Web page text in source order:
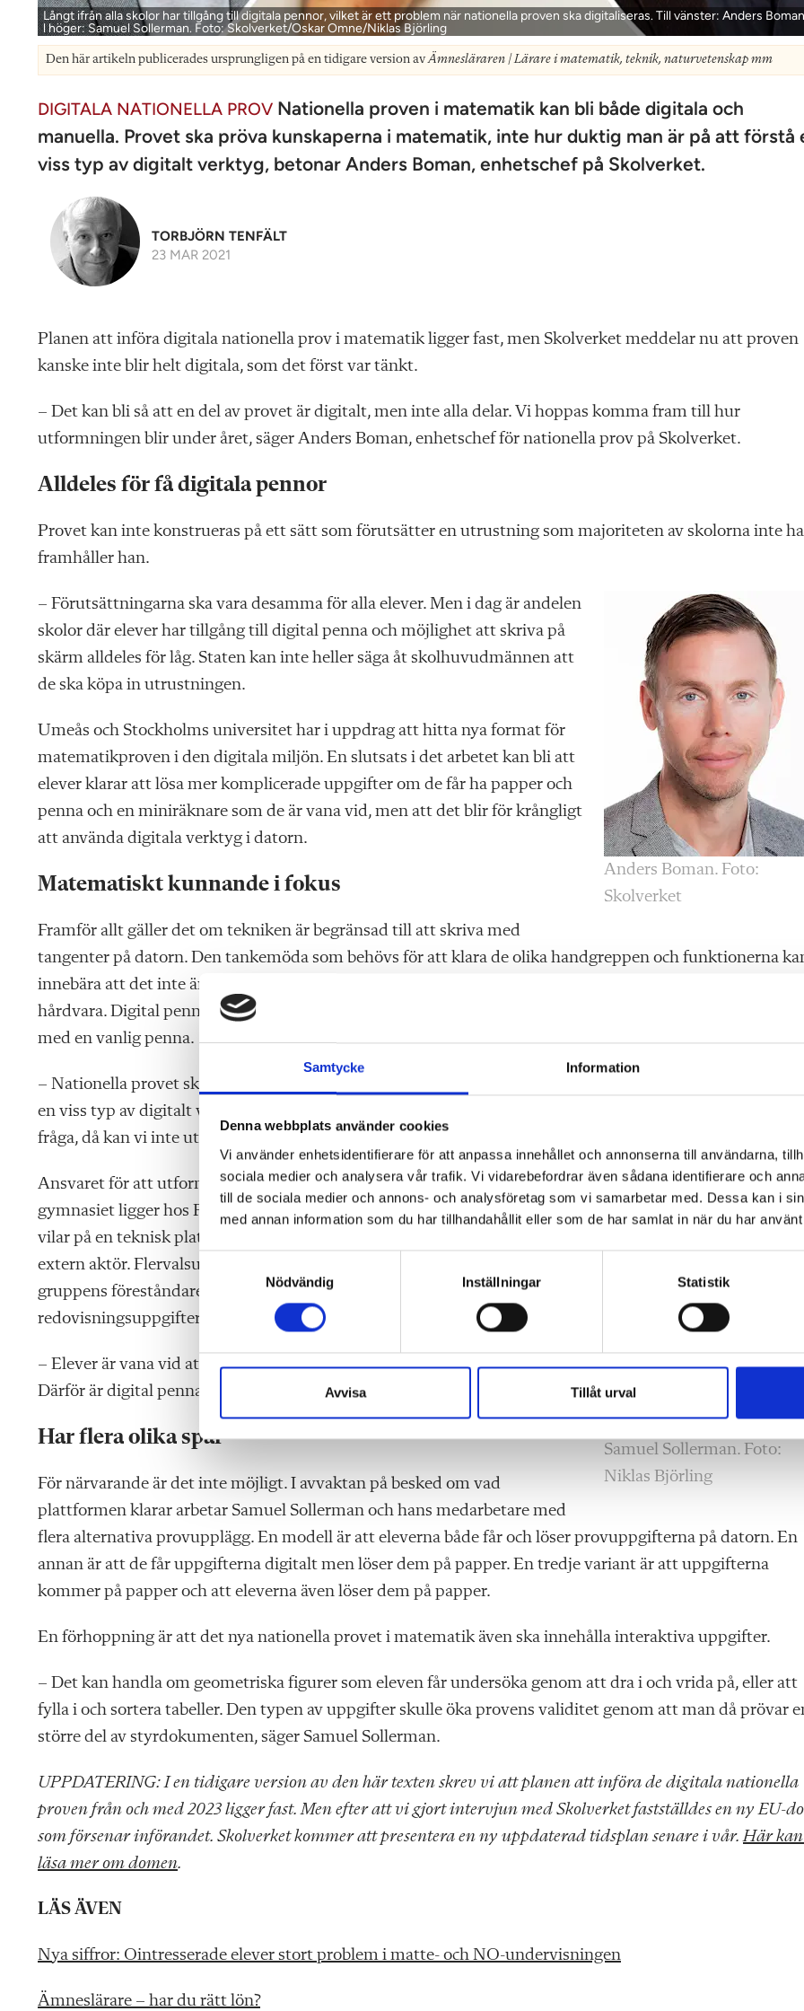
Samtycke Information
Denna webbplats använder cookies
Vi använder enhetsidentifierare för att anpassa innehållet och annonserna till användarna,
sociala medier och analysera vår trafik. Vi vidarebefordrar även sådana identifierare och
till de sociala medier och annons- och analysföretag som vi samarbetar med. Dessa kan i
med annan information som du har tillhandahållit eller som de har samlat in när du har
S
t
c
k
s
a
Nödvändig Inställningar Statistik
Avvisa Tillåt urval
Långt ifrån alla skolor har tillgång till digitala ­pennor, vilket är ett ­problem när nationella proven ska digitaliseras. Till vänster: Anders
l höger: Samuel Sollerman. Foto: Skolverket/Oskar Omne/Niklas Björling
Den här artikeln publicerades ursprungligen på en tidigare version avÄmnesläraren | Lärare i matematik, teknik, naturvetenskap mm
DIGITALA NATIONELLA PROV Nationella proven i matematik kan bli både digitala och
manuella. Provet ska pröva kunskaperna i matematik, inte hur duktig man är på att förstå
viss typ av digitalt verktyg, betonar Anders Boman, enhetschef på Skolverket.
TORBJÖRN TENFÄLT
23 MAR 2021
Planen att införa digitala nationella prov i matematik ligger fast, men Skolverket meddelar nu att proven
kanske inte blir helt digitala, som det först var tänkt.
– Det kan bli så att en del av provet är digitalt, men inte alla delar. Vi hoppas komma fram till hur
utformningen blir under året, säger Anders Boman, enhetschef för nationella prov på Skolverket.
Alldeles för få digitala pennor
Provet kan inte konstrueras på ett sätt som förutsätter en utrustning som majoriteten av skolorna inte
framhåller han.
Anders Boman. Foto:
Skolverket
– Förutsättningarna ska vara desamma för alla elever. Men i dag är andelen
skolor där elever har tillgång till digital penna och möjlighet att skriva på
skärm alldeles för låg. Staten kan inte heller säga åt skolhuvudmännen att
de ska köpa in utrustningen.
Umeås och Stockholms universitet har i uppdrag att hitta nya format för
matematikproven i den digitala miljön. En slutsats i det arbetet kan bli att
elever klarar att lösa mer komplicerade uppgifter om de får ha papper och
penna och en miniräknare som de är vana vid, men att det blir för krångligt
att använda digitala verktyg i datorn.
Matematiskt kunnande i fokus
Framför allt gäller det om tekniken är begränsad till att skriva med
tangenter på datorn. Den tankemöda som behövs för att klara de olika handgreppen och funktionerna
innebära att det inte är de matematiska kunskaperna som prövas utan hur väl man förstår sig på mjuk-
hårdvara. Digital penna är lättare – med den kan eleverna rita grafer och ekvationer eller anteckna precis
med en vanlig penna.
– Nationella provet ska pröva kursplanen och ämnesplanen i matematik, inte hur duktig man är på att
en viss typ av digitalt verktyg. Märker vi att annat än det matematiska kun­nandet hamnar i fokus på en
fråga, då kan vi inte utforma en provfråga på det sättet.
Samuel Sollerman. Foto:
Niklas Björling
Ansvaret för att utforma matematik­proven i grundskolan och kurs ett på
gymnasiet ligger hos Prim-gruppen vid Stockholms universitet. Proven
vilar på en teknisk plattform som Skolverket utvecklar tillsammans med en
extern aktör. Flervalsuppgifter är enklast att digitalisera, framhåller Prim-
gruppens föreståndare Samuel Sollerman. Utmaningen är
redovisningsuppgifterna där eleverna ska föra resonemang.
– Elever är vana vid att rita figurer och matematiska symboler på papper.
Därför är digital penna något vi önskar ska finnas i systemet.
Har flera olika spår
För närvarande är det inte möjligt. I avvaktan på besked om vad
plattformen klarar arbetar Samuel Sollerman och hans medarbetare med
flera alternativa provupplägg. En modell är att eleverna både får och löser provuppgifterna på datorn. En
annan är att de får uppgifterna digitalt men löser dem på papper. En tredje variant är att uppgifterna
kommer på papper och att eleverna även löser dem på papper.
En förhoppning är att det nya nationella provet i matematik även ska innehålla interaktiva uppgifter.
– Det kan handla om geometriska figurer som eleven får undersöka genom att dra i och vrida på, eller att
fylla i och sortera tabeller. Den typen av uppgifter skulle öka provens validitet genom att man då prövar
större del av styrdokumenten, säger Samuel Sollerman.
UPPDATERING: I en tidigare version av den här texten skrev vi att planen att införa de digitala nationella
proven från och med 2023 ligger fast. Men efter att vi gjort intervjun med Skolverket fastställdes en ny EU-
som försenar införandet. Skolverket kommer att presentera en ny uppdaterad tidsplan senare i vår.Här
läsa mer om domen.
LÄS ÄVEN
Nya siffror: Ointresserade elever stort problem i matte- och NO-undervisningen
Ämneslärare – har du rätt lön?